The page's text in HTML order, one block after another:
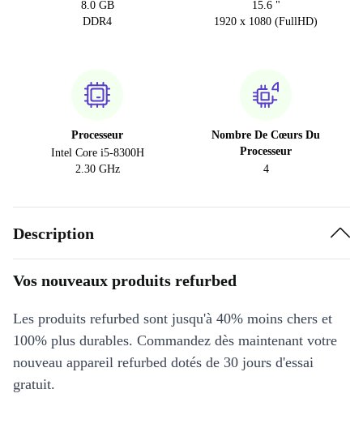
8.0 GB
DDR4
15.6 "
1920 x 1080 (FullHD)
Processeur
Intel Core i5-8300H
2.30 GHz
Nombre De Cœurs Du
Processeur
4
Description
Vos nouveaux produits refurbed
Les produits refurbed sont jusqu'à 40% moins chers et
100% plus durables. Commandez dès maintenant votre
nouveau appareil refurbed dotés de 30 jours d'essai
gratuit.